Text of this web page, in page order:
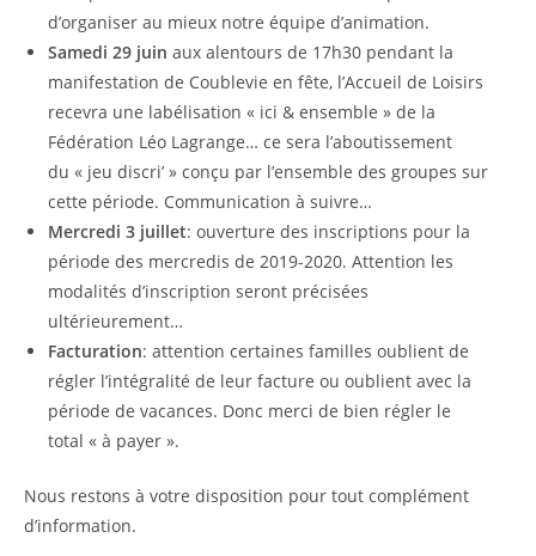
d’organiser au mieux notre équipe d’animation.
Samedi 29 juin aux alentours de 17h30 pendant la
manifestation de Coublevie en fête, l’Accueil de Loisirs
recevra une labélisation « ici & ensemble » de la
Fédération Léo Lagrange… ce sera l’aboutissement
du « jeu discri’ » conçu par l’ensemble des groupes sur
cette période. Communication à suivre…
Mercredi 3 juillet: ouverture des inscriptions pour la
période des mercredis de 2019-2020. Attention les
modalités d’inscription seront précisées
ultérieurement…
Facturation: attention certaines familles oublient de
régler l’intégralité de leur facture ou oublient avec la
période de vacances. Donc merci de bien régler le
total « à payer ».
Nous restons à votre disposition pour tout complément
d’information.